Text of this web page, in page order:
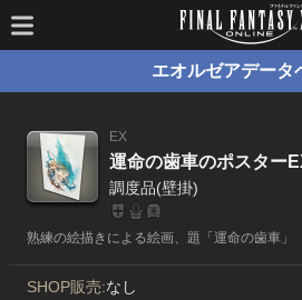
エオルゼアデータ
EX
運命の歯車のポスター
調度品(壁掛)
熟練の絵描きによる絵画、題「運命の歯車」
SHOP販売:なし